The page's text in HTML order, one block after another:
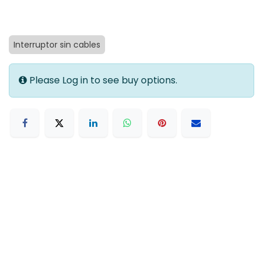
Interruptor sin cables
Please Log in to see buy options.